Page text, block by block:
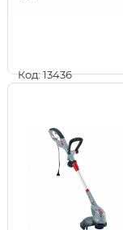
Код: 13436